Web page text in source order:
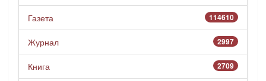
114610
Газета
2997
Журнал
2709
Книга